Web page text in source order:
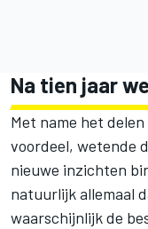
Na tien jaar
Met name het
voordeel, wetende
nieuwe inzichten
natuurlijk allemaal
waarschijnlijk de